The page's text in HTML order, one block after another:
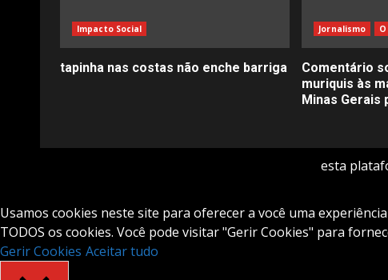
Impacto Social
tapinha nas costas não enche barriga
Jornalismo O
Comentário
muriquis às
Minas Gerais
esta
Usamos cookies neste site para oferecer a você uma
TODOS os cookies. Você pode visitar "Gerir Cookies" para
Gerir Cookies Aceitar tudo